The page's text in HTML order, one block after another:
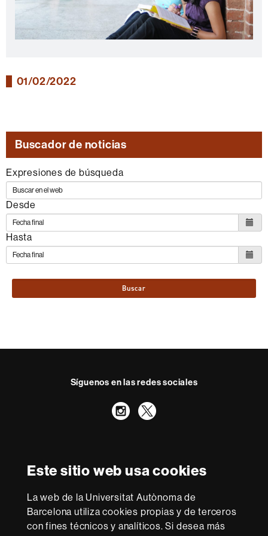
Este sitio web usa cookies
La web de la Universitat Autònoma de
Barcelona utiliza cookies propias y de terceros
con fines técnicos y analíticos. Si desea más
01/02/2022
Buscador de noticias
Expresiones de búsqueda
Desde
Hasta
Buscar
Síguenos en las redes sociales
Instagram
Twitter
Excellence
Research
-
Euraxess
Con la financiación de